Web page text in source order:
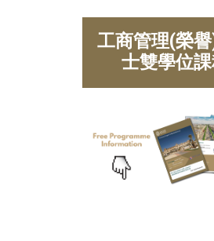
工商管理(榮
士雙學位